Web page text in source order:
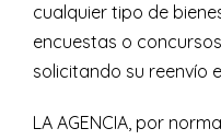
cualquier tipo de
encuestas o
solicitando su reenvío
LA AGENCIA, por